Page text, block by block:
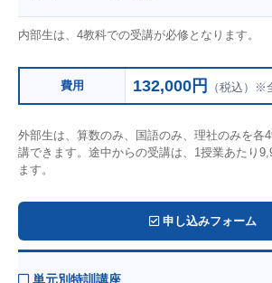
内部生は、4教科での受講が必修となります。
費用 132,000円 （税込）※
外部生は、算数のみ、国語のみ、理社のみを各
講できます。途中からの受講は、1授業あたり
ます。
申し込みフォーム
単元別特訓講座